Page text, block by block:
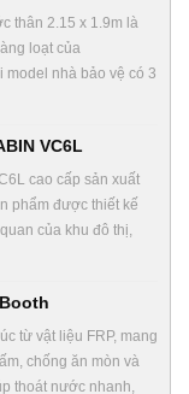
thân 2.15 x 1.9m là
loạt của
model nhà bảo vệ có 3
VC6L
cao cấp sản xuất
phẩm được thiết kế
của khu đô thị,
từ vật liệu FRP, mang
chống ăn mòn và
thoát nước nhanh,